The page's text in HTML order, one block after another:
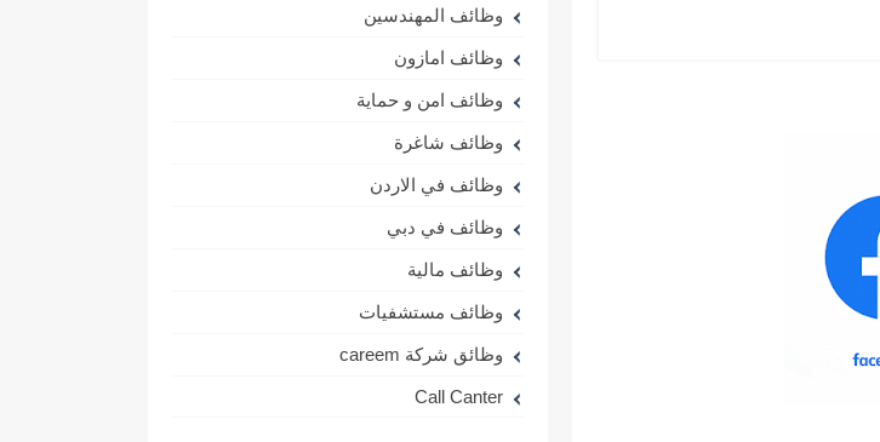
وظائف المهندسين
وظائف امازون
وظائف امن و حماية
وظائف شاغرة
وظائف في الاردن
وظائف في دبي
وظائف مالية
وظائف مستشفيات
وظائق شركة careem
Call Canter